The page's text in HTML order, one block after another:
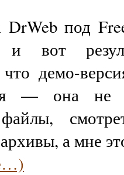
DrWeb под
вот
демо-
— она не
архивы, а мне